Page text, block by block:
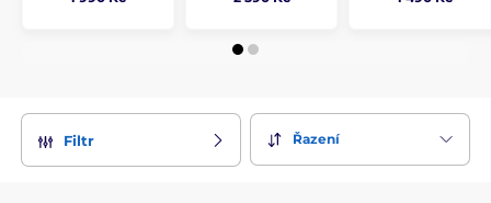
Filtr Řazení